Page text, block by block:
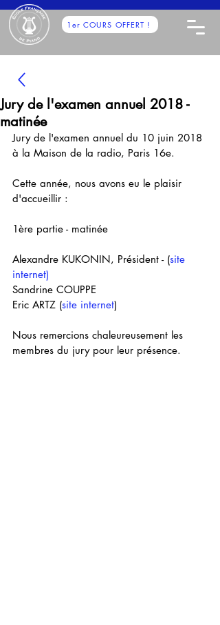
1er COURS OFFERT !
Jury de l'examen annuel 2018 -
matinée
Jury de l'examen annuel du 10 juin 2018
à la Maison de la radio, Paris 16e.
Cette année, nous avons eu le plaisir
d'accueillir :
1ère partie - matinée
Alexandre KUKONIN, Président - (site
internet)
Sandrine COUPPE
Eric ARTZ (site internet)
Nous remercions chaleureusement les
membres du jury pour leur présence.